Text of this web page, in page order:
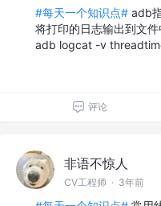
#每天一个知识点# adb
将打印的日志输出到文件
adb logcat -v
评论
非语不惊人
CV工程师 · 3年前